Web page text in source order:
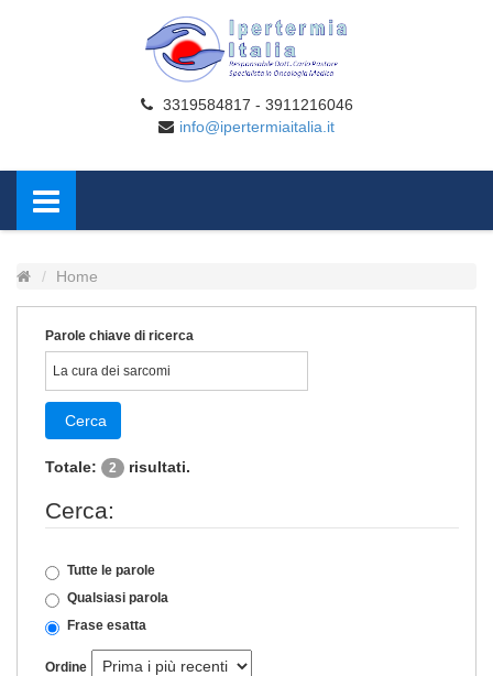
3319584817 - 3911216046
info@ipertermiaitalia.it
Home
Parole chiave di ricerca
Cerca
Totale: 2 risultati.
Cerca:
Tutte le parole
Qualsiasi parola
Frase esatta
Ordine